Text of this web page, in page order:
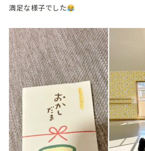
満足な様子でした